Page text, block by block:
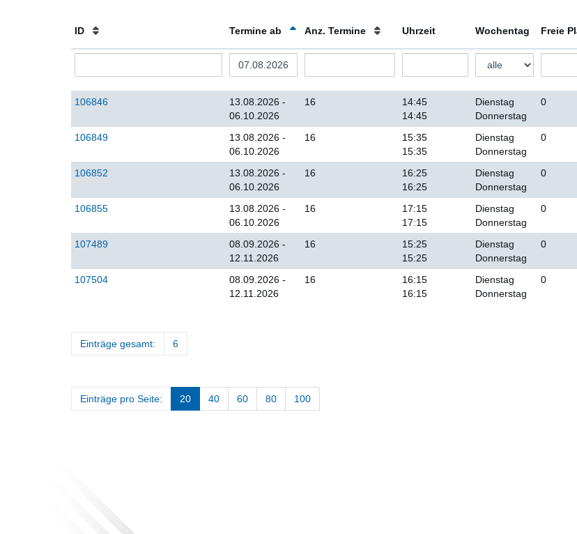
ID Termine ab Anz. Termine Uhrzeit Wochentag Freie
106846
13.08.2026 -
06.10.2026
16
14:45
14:45
Dienstag
Donnerstag
0
106849
13.08.2026 -
06.10.2026
16
15:35
15:35
Dienstag
Donnerstag
0
106852
13.08.2026 -
06.10.2026
16
16:25
16:25
Dienstag
Donnerstag
0
106855
13.08.2026 -
06.10.2026
16
17:15
17:15
Dienstag
Donnerstag
0
107489
08.09.2026 -
12.11.2026
16
15:25
15:25
Dienstag
Donnerstag
0
107504
08.09.2026 -
12.11.2026
16
16:15
16:15
Dienstag
Donnerstag
0
Einträge gesamt: 6
Einträge pro Seite: 20 40 60 80 100